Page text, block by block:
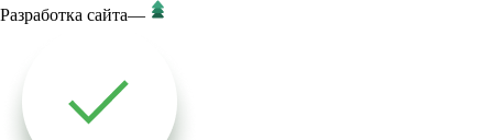
Разработка сайта—